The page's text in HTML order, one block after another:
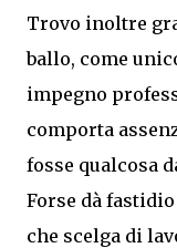
Trovo inoltre
ballo, come
impegno
comporta
fosse qualcosa
Forse dà
che scelga di